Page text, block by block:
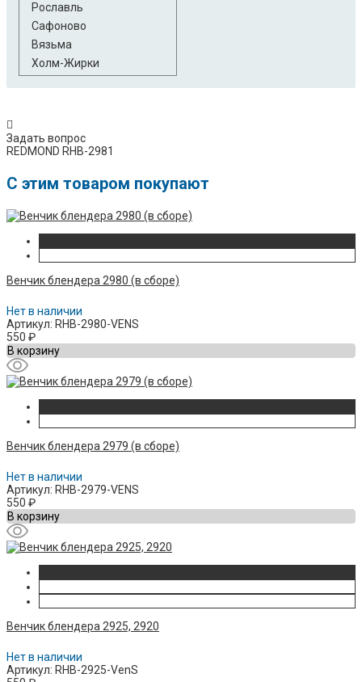
Рославль
Сафоново
Вязьма
Холм-Жирки
Задать вопрос
REDMOND RHB-2981
C этим товаром покупают
Венчик блендера 2980 (в сборе)
Нет в наличии
Артикул: RHB-2980-VENS
550 ₽
В корзину
Венчик блендера 2979 (в сборе)
Нет в наличии
Артикул: RHB-2979-VENS
550 ₽
В корзину
Венчик блендера 2925, 2920
Нет в наличии
Артикул: RHB-2925-VenS